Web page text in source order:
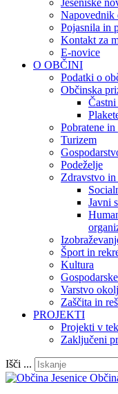
Napovednik
Pojasnila in
Kontakt za
E-novice
O OBČINI
Podatki o
Občinska
Pobratene
Turizem
Podeželje
Zdravstvo in
Javni
Šport in
Kultura
Varstvo
Zaščita in
PROJEKTI
Projekti v
Zaključeni
Išči ...